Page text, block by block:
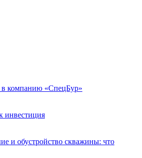
в компанию «СпецБур»
инвестиция
и обустройство скважины: что